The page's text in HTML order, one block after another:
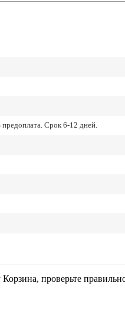
Срок 6-12 дней.
проверьте